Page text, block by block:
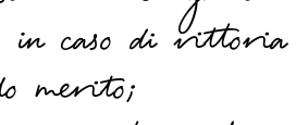
in caso di vittoria
merito;